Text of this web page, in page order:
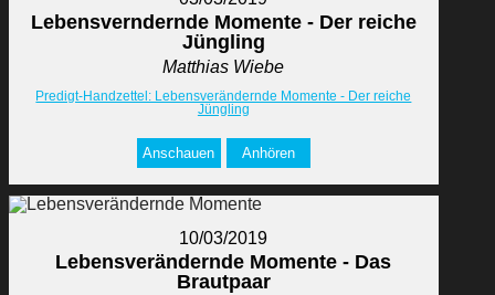
Lebensverndernde Momente - Der reiche
Jüngling
Matthias Wiebe
Predigt-Handzettel: Lebensverändernde Momente - Der reiche
Jüngling
Anschauen Anhören
10/03/2019
Lebensverändernde Momente - Das
Brautpaar